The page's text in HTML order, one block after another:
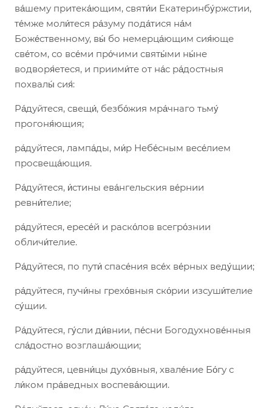
ва́шему притека́ющим, святи́и Екатеринбу́ржстии,
те́мже моли́теся ра́зуму пода́тися на́м
Боже́ственному, вы́ бо немерца́ющим сия́юще
све́том, со все́ми про́чими святы́ми ны́не
водворя́етеся, и приими́те от на́с ра́достныя
похвалы́ сия́:
Ра́дуйтеся, свещи́, безбо́жия мра́чнаго тьму́
прогоня́ющия;
ра́дуйтеся, лампа́ды, ми́р Небе́сным весе́лием
просвеща́ющия.
Ра́дуйтеся, и́стины ева́нгельския ве́рнии
ревни́телие;
ра́дуйтеся, ересе́й и раско́лов всегро́знии
обличи́телие.
Ра́дуйтеся, по пути́ спасе́ния все́х ве́рных веду́щии;
ра́дуйтеся, пучи́ны грехо́вныя ско́рии изсуши́телие
су́щии.
Ра́дуйтеся, гу́сли ди́внии, пе́сни Богодухнове́нныя
сла́достно возглаша́ющии;
ра́дуйтеся, цевни́цы духо́вныя, хвале́ние Бо́гу с
ли́ком пра́ведных воспева́ющии.